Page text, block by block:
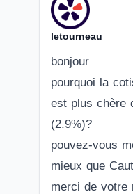
letourneau
bonjour
pourquoi la
est plus chère
(2.9%)?
pouvez-vous
mieux que
merci de votre